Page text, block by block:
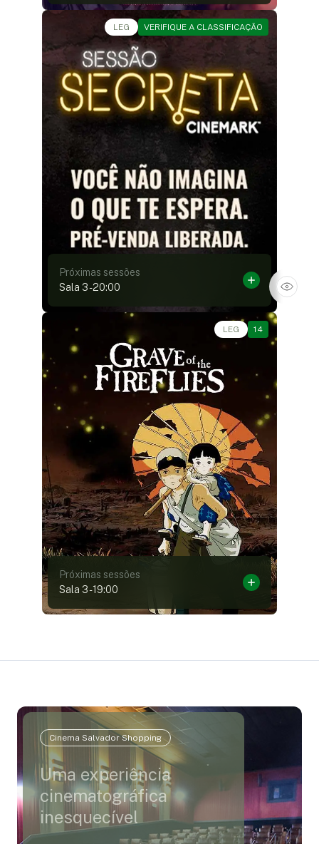
LEG VERIFIQUE A CLASSIFICAÇÃO
Próximas sessões
Sala 3-20:00
LEG 14
Drama, Guerra • • 1h29
Próximas sessões
Sala 3-19:00
Cinema Salvador Shopping
Uma experiência
cinematográfica
inesquecível